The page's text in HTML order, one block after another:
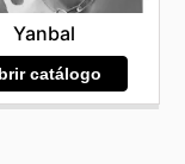
Yanbal
catálogo